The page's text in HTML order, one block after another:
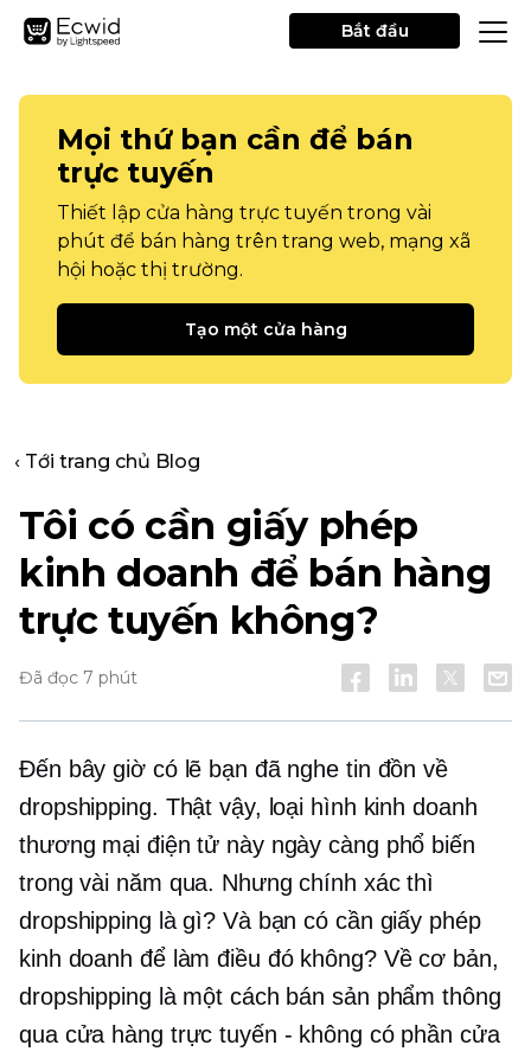
Bắt đầu
Mọi thứ bạn cần để bán
trực tuyến
Thiết lập cửa hàng trực tuyến trong vài
phút để bán hàng trên trang web, mạng xã
hội hoặc thị trường.
Tạo một cửa hàng
‹ Tới trang chủ Blog
Tôi có cần giấy phép
kinh doanh để bán hàng
trực tuyến không?
Đã đọc 7 phút
Đến bây giờ có lẽ bạn đã nghe tin đồn về
dropshipping. Thật vậy, loại hình kinh doanh
thương mại điện tử này ngày càng phổ biến
trong vài năm qua. Nhưng chính xác thì
dropshipping là gì? Và bạn có cần giấy phép
kinh doanh để làm điều đó không? Về cơ bản,
dropshipping là một cách bán sản phẩm thông
qua cửa hàng trực tuyến - không có phần cửa